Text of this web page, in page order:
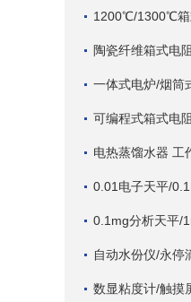
1200℃/1300℃箱
陶瓷纤维箱式电
一体式电炉/烟筒
可编程式箱式电
电热蒸馏水器 工
0.01电子天平/
0.1mg分析天平/
自动水份仪/永停
数显粘度计/触摸